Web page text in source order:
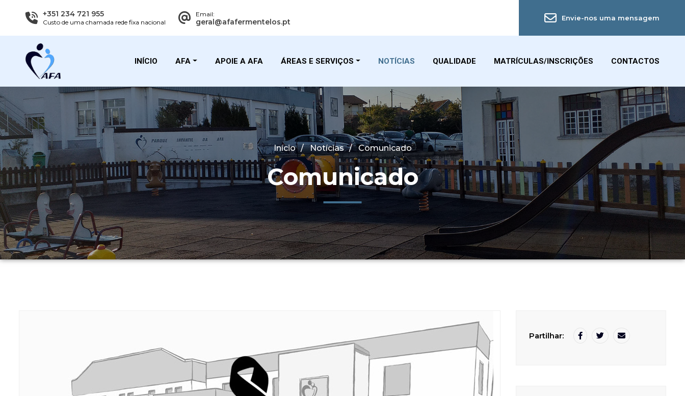
+351 234 721 955
Custo de uma chamada rede fixa nacional
Email:
geral@afafermentelos.pt Envie-nos uma mensagem
INÍCIO AFA APOIE A AFA ÁREAS E SERVIÇOS NOTÍCIAS QUALIDADE MATRÍCULAS/INSCRIÇÕES CONTACTOS
Início Notícias Comunicado
Comunicado
Partilhar: